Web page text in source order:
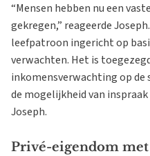
“Mensen hebben nu een
gekregen,” reageerde
leefpatroon ingericht op
verwachten. Het is
inkomensverwachting op
de mogelijkheid van
Joseph.
Privé-eigendom